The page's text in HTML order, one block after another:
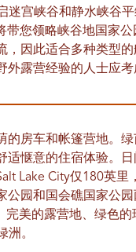
迷宫峡谷和静水峡谷
带您领略峡谷地国家
，因此适合多种类型
露营经验的人士应考
的房车和帐篷营地。
适惬意的住宿体验。
Lake City仅180英
公园和国会礁国家公
完美的露营地、绿色
洲。